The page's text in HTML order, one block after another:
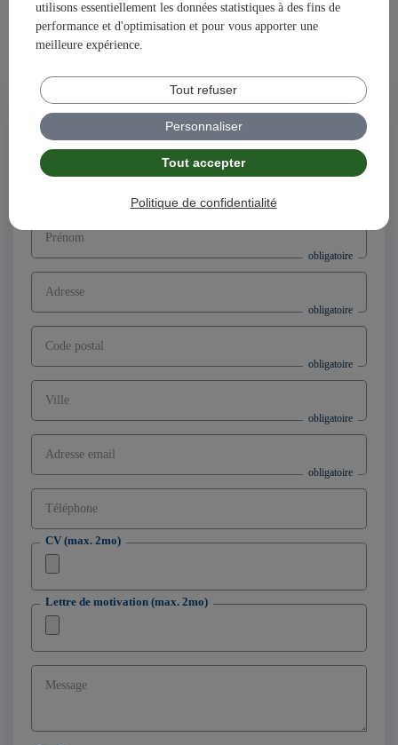
utilisons essentiellement les données statistiques à des fins de
performance et d'optimisation et pour vous apporter une
meilleure expérience.
Tout accepter
Tout refuser
Personnaliser
Politique de confidentialité
Ensemble, construisons votre avenir et votre succès avec
illiCO travaux !
Postuler à l'offre
Directeur d’agence franchisé F/H,
secteur Vire Normandie (14)
Prénom
Adresse
Code postal
Ville
Adresse email
Téléphone
CV (max. 2mo)
Lettre de motivation (max. 2mo)
Message